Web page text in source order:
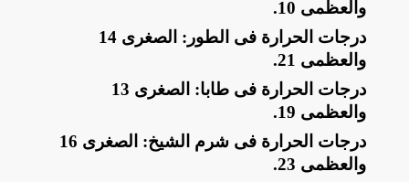
والعظمى 10
.
​درجات الحرارة فى الطور: الصغرى 14
والعظمى 21
.
​درجات الحرارة فى طابا: الصغرى 13
والعظمى 19
.
​درجات الحرارة فى شرم الشيخ: الصغرى 16
والعظمى 23
.